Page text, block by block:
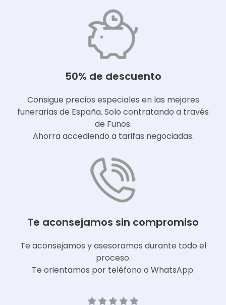
50% de descuento
Consigue precios especiales en las mejores
funerarias de España. Solo contratando a través
de Funos.
Ahorra accediendo a tarifas negociadas.
Te aconsejamos sin compromiso
Te aconsejamos y asesoramos durante todo el
proceso.
Te orientamos por teléfono o WhatsApp.